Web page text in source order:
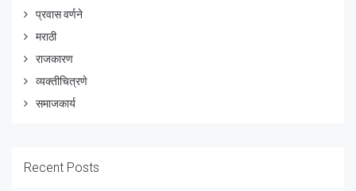
प्रवास वर्णने
मराठी
राजकारण
व्यक्तीचित्रणे
समाजकार्य
Recent Posts